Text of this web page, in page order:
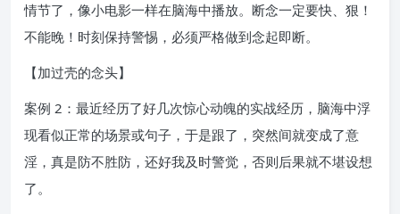
情节了，像小电影一样在脑海中播放。断念一定要快、狠！
不能晚！时刻保持警惕，必须严格做到念起即断。
【加过壳的念头】
案例 2：最近经历了好几次惊心动魄的实战经历，脑海中浮
现看似正常的场景或句子，于是跟了，突然间就变成了意
淫，真是防不胜防，还好我及时警觉，否则后果就不堪设想
了。